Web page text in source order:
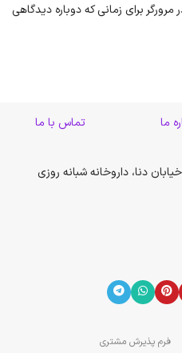
برای زمانی که دوباره دیدگاهی
ما تماس با ما
دنا، داروخانه شبانه روزی
فرم پذیرش مشتری